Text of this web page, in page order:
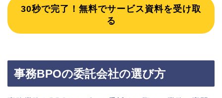
30秒で完了！無料でサービス資料を受け取
る
事務BPOの委託会社の選び方